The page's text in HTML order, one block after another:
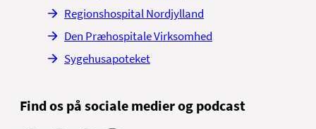
Regionshospital Nordjylland
Den Præhospitale Virksomhed
Sygehusapoteket
Find os på sociale medier og podcast